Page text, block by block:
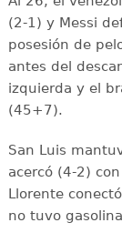
(2-1) y Messi
posesión de
antes del
izquierda y el
(45+7).
San Luis
acercó (4-2)
Llorente
no tuvo